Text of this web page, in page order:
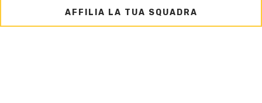
AFFILIA LA TUA SQUADRA